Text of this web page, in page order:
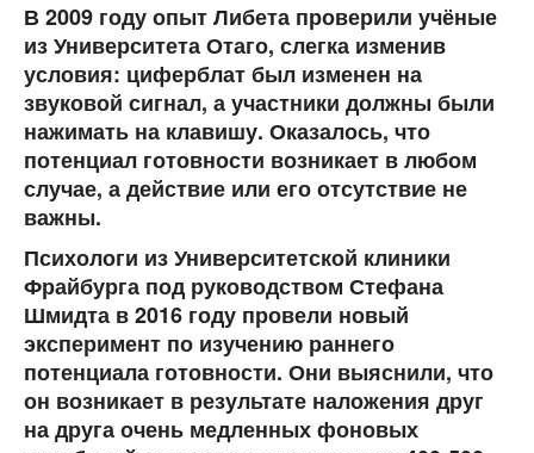
В 2009 году опыт Либета проверили учёные
из Университета Отаго, слегка изменив
условия: циферблат был изменен на
звуковой сигнал, а участники должны были
нажимать на клавишу. Оказалось, что
потенциал готовности возникает в любом
случае, а действие или его отсутствие не
важны.
Психологи из Университетской клиники
Фрайбурга под руководством Стефана
Шмидта в 2016 году провели новый
эксперимент по изучению раннего
потенциала готовности. Они выяснили, что
он возникает в результате наложения друг
на друга очень медленных фоновых